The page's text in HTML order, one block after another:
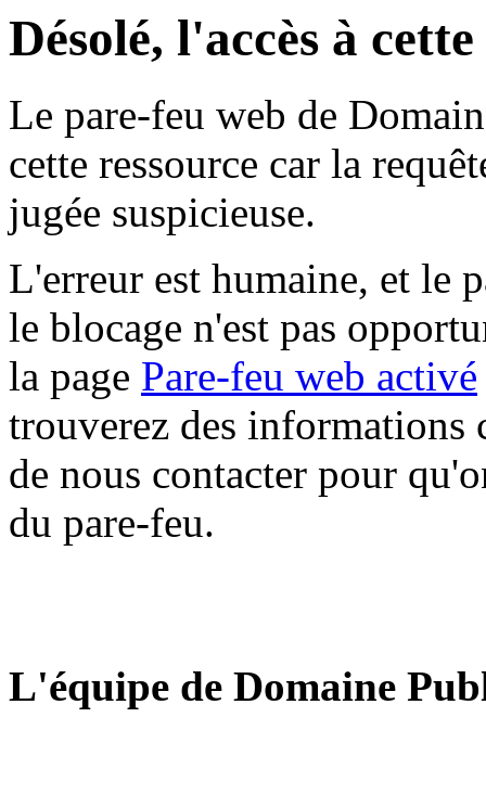
Désolé, l'accès à
Le pare-feu web de
cette ressource car la
jugée suspicieuse.
L'erreur est humaine, et le
le blocage n'est pas
la page Pare-feu web activé
trouverez des informations
de nous contacter pour
du pare-feu.
L'équipe de Domaine